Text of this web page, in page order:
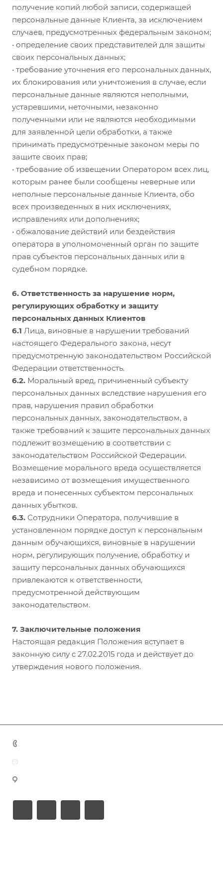
получение копий любой записи, содержащей
персональные данные Клиента, за исключением
случаев, предусмотренных федеральным законом;
• определение своих представителей для защиты
своих персональных данных;
• требование уточнения его персональных данных,
их блокирования или уничтожения в случае, если
персональные данные являются неполными,
устаревшими, неточными, незаконно
полученными или не являются необходимыми
для заявленной цели обработки, а также
принимать предусмотренные законом меры по
защите своих прав;
• требование об извещении Оператором всех лиц,
которым ранее были сообщены неверные или
неполные персональные данные Клиента, обо
всех произведенных в них исключениях,
исправлениях или дополнениях;
• обжалование действий или бездействия
оператора в уполномоченный орган по защите
прав субъектов персональных данных или в
судебном порядке.
6. Ответственность за нарушение норм,
регулирующих обработку и защиту
персональных данных Клиентов
6.1 Лица, виновные в нарушении требований
настоящего Федерального закона, несут
предусмотренную законодательством Российской
Федерации ответственность.
6.2. Моральный вред, причиненный субъекту
персональных данных вследствие нарушения его
прав, нарушения правил обработки
персональных данных, законодательством, а
также требований к защите персональных данных
подлежит возмещению в соответствии с
законодательством Российской Федерации.
Возмещение морального вреда осуществляется
независимо от возмещения имущественного
вреда и понесенных субъектом персональных
данных убытков.
6.3. Сотрудники Оператора, получившие в
установленном порядке доступ к персональным
данным обучающихся, виновные в нарушении
норм, регулирующих получение, обработку и
защиту персональных данных обучающихся
привлекаются к ответственности,
предусмотренной действующим
законодательством.
7. Заключительные положения
Настоящая редакция Положения вступает в
законную силу с 27.02.2015 года и действует до
утверждения нового положения.